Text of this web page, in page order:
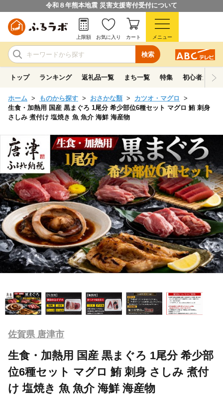
令和８年熊本地震 災害支援寄付受付について
検索
上限額 お気に入り カート メニュー
トップ ランキング 返礼品一覧 まち一覧 特集 初心者ガイド
ホーム ものから探す おさかな類
カツオ・マグロ
生食・加熱用 国産 黒まぐろ 1尾分 希少部位6種セット マグロ 鮪 刺身
さしみ 煮付け 塩焼き 魚 魚介 海鮮 海産物
佐賀県 唐津市
生食・加熱用 国産 黒まぐろ 1尾分 希少部
位6種セット マグロ 鮪 刺身 さしみ 煮付
け 塩焼き 魚 魚介 海鮮 海産物